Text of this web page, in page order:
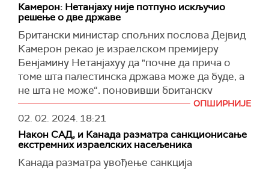
Извори који су учествовали на седници
кабинета за безбедност рекли су за лист да
предлог који је представљен израелским
министрима позива на почетно ослобађање
35 жена, старијих и болесних талаца, уз
једнодневну паузу у војним дејствима за
сваког ослобођеног таоца.
Затим би требало недељу дана да се
би, ако се постигне договор, били ослобођени
током 100 дана, поново
Камерон: Нетанјаху није потпуно искључио
решење о две државе
Британски министар спољних послова Дејвид
Камерон рекао је израелском премијеру
Бенјамину Нетанјахуу да "почне да прича о
томе шта палестинска држава може да буде, а
не шта не може“, поновивши британску
подршку решењу о две државе.
Камерон каже да је део британске политике да
се каже да ће доћи време када ће Британија
признати палестинску државу, као и
Уједињене нације.
ОПШИРНИЈЕ
02. 02. 2024. 18:21
Након САД, и Канада разматра санкционисање
екстремних израелских насељеника
Канада разматра увођење санкција